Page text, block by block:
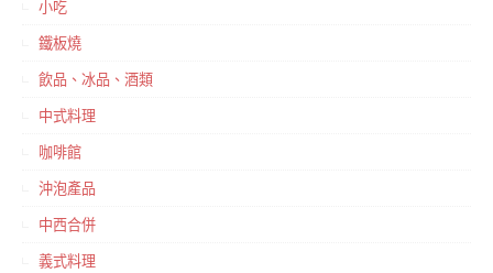
小吃
鐵板燒
飲品、冰品、酒類
中式料理
咖啡館
沖泡產品
中西合併
義式料理